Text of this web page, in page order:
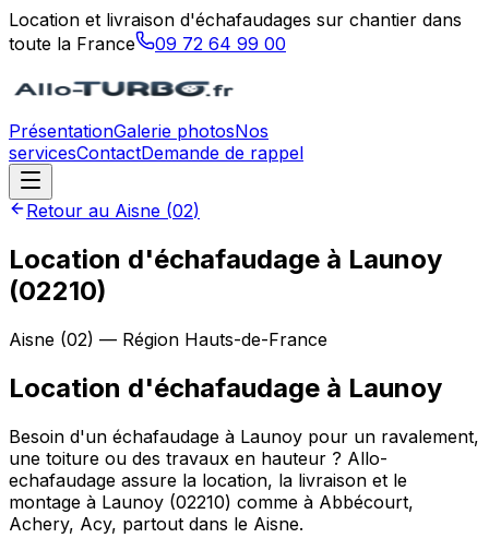
Location et livraison d'échafaudages sur chantier dans
toute la France
09 72 64 99 00
PrésentationGalerie photosNos
servicesContactDemande de rappel
Retour au Aisne (02)
Location d'échafaudage à Launoy
(02210)
Aisne (02) — Région Hauts-de-France
Location d'échafaudage à Launoy
Besoin d'un échafaudage à Launoy pour un ravalement,
une toiture ou des travaux en hauteur ? Allo-
echafaudage assure la location, la livraison et le
montage à Launoy (02210) comme à Abbécourt,
Achery, Acy, partout dans le Aisne.